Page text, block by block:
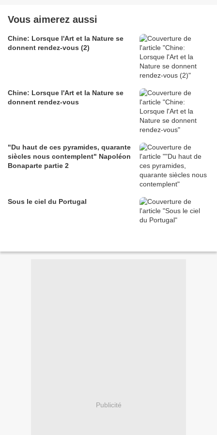
Vous aimerez aussi
Chine: Lorsque l'Art et la Nature se
donnent rendez-vous (2)
Chine: Lorsque l'Art et la Nature se
donnent rendez-vous
"Du haut de ces pyramides, quarante
siècles nous contemplent" Napoléon
Bonaparte partie 2
Sous le ciel du Portugal
Publicité